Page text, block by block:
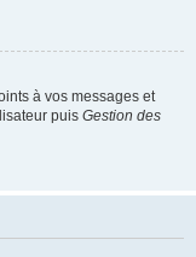
à vos messages et
puis Gestion des